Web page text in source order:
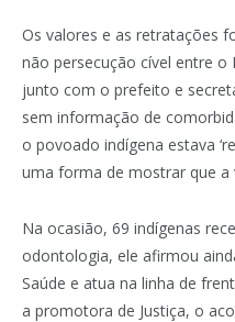
Os valores e as retratações
não persecução cível entre o
junto com o prefeito e
sem informação de
o povoado indígena estava
uma forma de mostrar que a
Na ocasião, 69 indígenas
odontologia, ele afirmou
Saúde e atua na linha de
a promotora de Justiça, o